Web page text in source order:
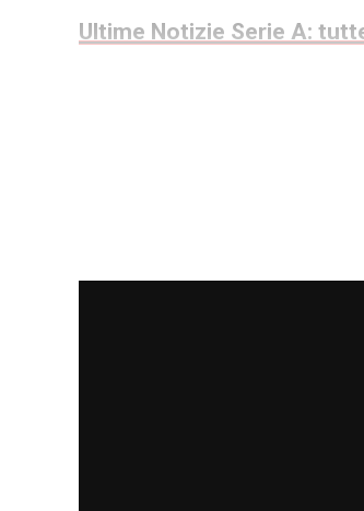
Ultime Notizie Serie A:
LA PLAYLIST DELLE